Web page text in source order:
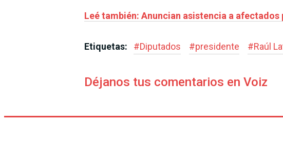
Leé también: Anuncian asistencia a
Etiquetas: #Diputados #presidente #Raúl
Déjanos tus comentarios en Voiz